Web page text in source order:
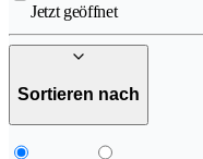
Jetzt geöffnet
Sortieren nach